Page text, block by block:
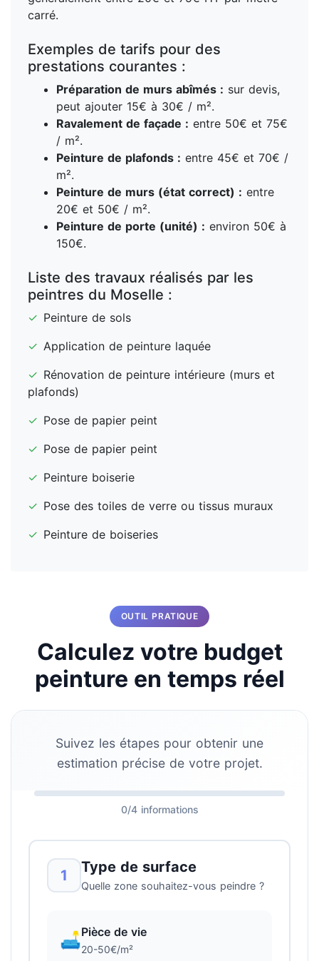
carré.
Exemples de tarifs pour des
prestations courantes :
Préparation de murs abîmés : sur devis,
peut ajouter 15€ à 30€ / m².
Ravalement de façade : entre 50€ et 75€
/ m².
Peinture de plafonds : entre 45€ et 70€ /
m².
Peinture de murs (état correct) : entre
20€ et 50€ / m².
Peinture de porte (unité) : environ 50€ à
150€.
Liste des travaux réalisés par les
peintres du Moselle :
✓ Peinture de sols
✓ Application de peinture laquée
✓ Rénovation de peinture intérieure (murs et
plafonds)
✓ Pose de papier peint
✓ Pose de papier peint
✓ Peinture boiserie
✓ Pose des toiles de verre ou tissus muraux
✓ Peinture de boiseries
OUTIL PRATIQUE
Calculez votre budget
peinture en temps réel
Suivez les étapes pour obtenir une
estimation précise de votre projet.
0/4 informations
1 Type de surface
Quelle zone souhaitez-vous peindre ?
🛋️Pièce de vie
20-50€/m²